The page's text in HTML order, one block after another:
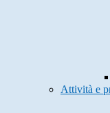
Attività e